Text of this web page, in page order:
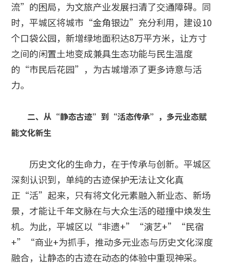
流”的困局，为文旅产业发展扫清了交通障碍。同
时，平城区将城市“金角银边”充分利用，建设10
个口袋公园，新增绿地面积达8万平方米，让方寸
之间的闲置土地变成兼具生态功能与民生温度
的“市民后花园”，为古城增添了更多诗意与活
力。
二、从“静态古迹”到“活态传承”，多元业态赋
能文化新生
历史文化的生命力，在于传承与创新。平城区
深刻认识到，单纯的古迹保护无法让文化真
正“活”起来，只有将文化元素融入新业态、新场
景，才能让千年文脉在与大众生活的碰撞中焕发生
机。为此，平城区以“非遗+”“演艺+”“民宿
+”“商业+为抓手，推动多元业态与历史文化深度
融合，让静态的古迹在动态的体验中重现神采。